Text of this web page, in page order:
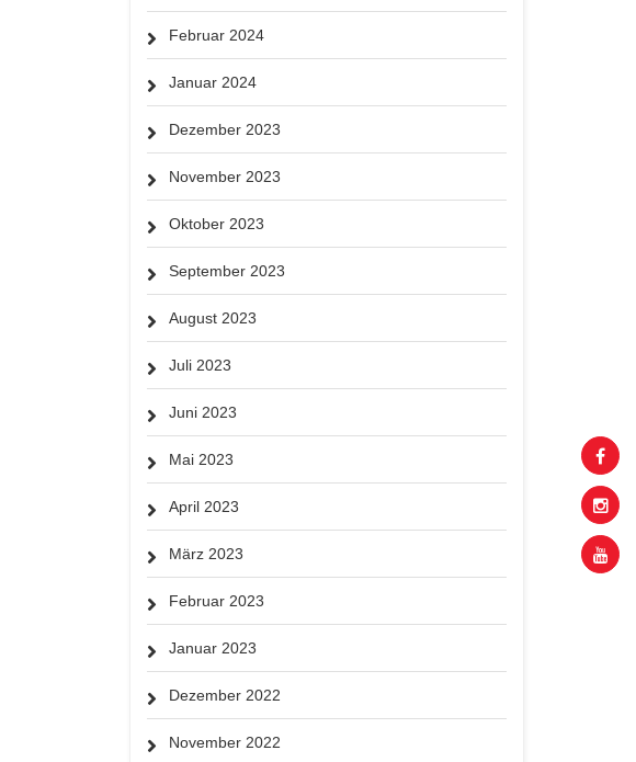
Februar 2024
Januar 2024
Dezember 2023
November 2023
Oktober 2023
September 2023
August 2023
Juli 2023
Juni 2023
Mai 2023
April 2023
März 2023
Februar 2023
Januar 2023
Dezember 2022
November 2022